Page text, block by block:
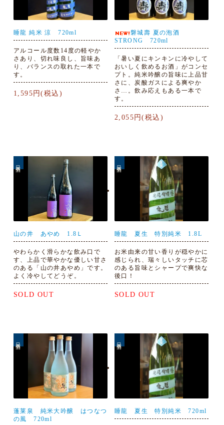
睡龍 純米 涼 720ml
アルコール度数14度の軽やか
さあり、切れ味良し、旨味あ
り、バランスの取れた一本で
す。
1,595円(税込)
磐城壽 夏の泡酒
STRONG 720ml
「暑い夏にキンキンに冷やして
おいしく飲めるお酒」がコンセ
プト。純米吟醸の旨味に上品甘
さに、炭酸ガスによる爽やか
さ…。飲み応えもある一本で
す。
2,055円(税込)
山の井 あやめ 1.8Ｌ
やわらかく滑らかな飲み口で
す、上品で華やかな優しい甘さ
のある「山の井あやめ」です。
よく冷やしてどうぞ。
SOLD OUT
睡龍 夏生 特別純米 1.8L
お米由来の甘い香りが穏やかに
感じられ、瑞々しいタッチに芯
のある旨味とシャープで爽快な
後口！
SOLD OUT
蓬莱泉 純米大吟醸 はつなつ
の風 720ml
睡龍 夏生 特別純米 720ml